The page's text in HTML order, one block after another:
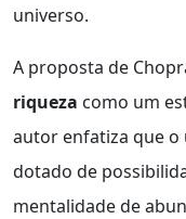
universo.
A proposta de
riqueza como um
autor enfatiza que
dotado de
mentalidade de